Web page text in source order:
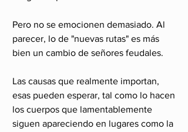
Pero no se emocionen demasiado. Al
parecer, lo de "nuevas rutas" es más
bien un cambio de señores feudales.
Las causas que realmente importan,
esas pueden esperar, tal como lo hacen
los cuerpos que lamentablemente
siguen apareciendo en lugares como la